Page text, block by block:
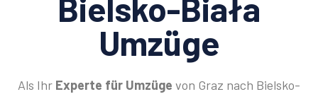
Bielsko-Biała
Umzüge
Als Ihr Experte für Umzüge von Graz nach Bielsko-